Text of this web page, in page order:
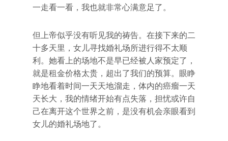
一走看一看，我也就非常心满意足了。
但上帝似乎没有听见我的祷告。在接下来的二
十多天里，女儿寻找婚礼场所进行得不太顺
利。她看上的场地不是早已经被人家预定了，
就是租金价格太贵，超出了我们的预算。眼睁
睁地看着时间一天天地溜走，体内的癌瘤一天
天长大，我的情绪开始有点失落，担忧或许自
己在离开这个世界之前，是没有机会亲眼看到
女儿的婚礼场地了。